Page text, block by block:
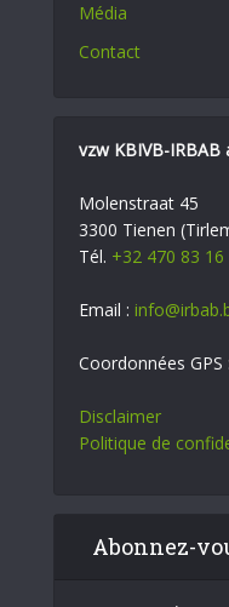
Média
Contact
vzw KBIVB-IRBAB
Molenstraat 45
3300 Tienen
Tél. +32 470 83 16
Email :
Coordonnées
Disclaimer
Politique de
Abonnez-